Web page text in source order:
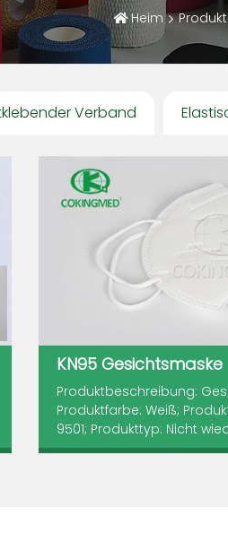
Heim
Verband
KN95 Gesichtsmaske
Produktbeschreibung:
Produktfarbe: Weiß;
9501; Produkttyp: Nicht